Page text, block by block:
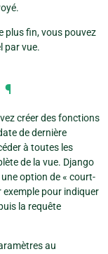
plus fin, vous pouvez
par vue.
¶
créer des fonctions
de dernière
à toutes les
de la vue. Django
option de « court-
pour indiquer
la requête
au